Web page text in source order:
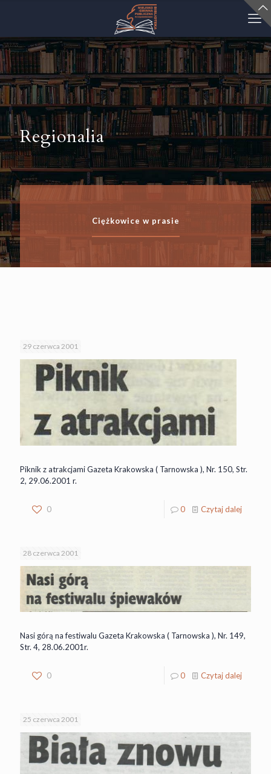
Regionalia
Ciężkowice w prasie
29 czerwca 2001
Piknik z atrakcjami Gazeta Krakowska ( Tarnowska ), Nr. 150, Str.
2, 29.06.2001 r.
0 0 Czytaj dalej
28 czerwca 2001
Nasi górą na festiwalu Gazeta Krakowska ( Tarnowska ), Nr. 149,
Str. 4, 28.06.2001r.
0 0 Czytaj dalej
25 czerwca 2001